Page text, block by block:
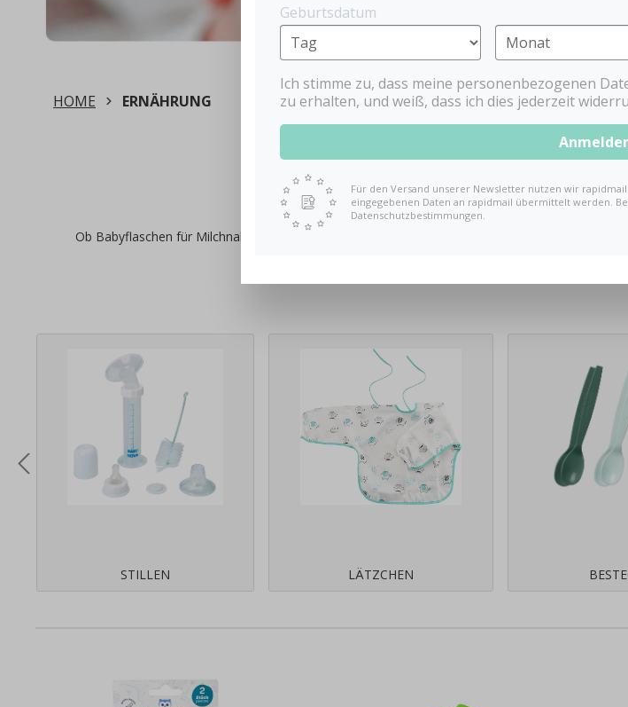
HOME ERNÄHRUNG
Ob Babyflaschen für Milchnahrung oder Trinklernbecher und Kindergeschirr für den
STILLEN LÄTZCHEN
Geburtsdatum
Ich stimme zu, dass meine personenbezogenen
zu erhalten, und weiß, dass ich dies jederzeit
Für den Versand unserer Newsletter nutzen wir
eingegebenen Daten an rapidmail übermittelt werden.
Datenschutzbestimmungen.